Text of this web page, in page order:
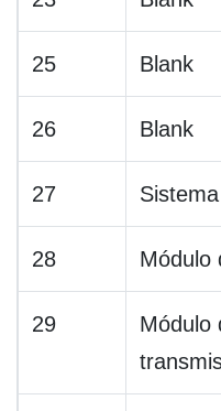
25 Blank
26 Blank
27
28 Módulo
29
Módulo